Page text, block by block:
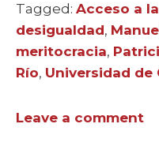
Tagged: Tags
Acceso a
desigualdad,
meritocracia,
Río, Universidad de
Leave a comment